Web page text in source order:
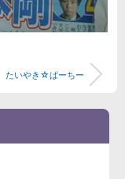
たいやき☆ぱーちー